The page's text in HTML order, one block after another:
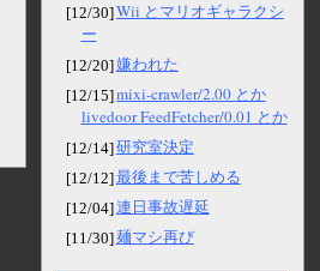
[12/30]Wii とマリオギャラクシ
ー
[12/20]嫌われた
[12/15]mixi-crawler/2.00 とか
livedoor FeedFetcher/0.01 とか
[12/14]研究室決定
[12/12]最後まで苦しめる
[12/04]連日事故遅延
[11/30]麺マシ再び